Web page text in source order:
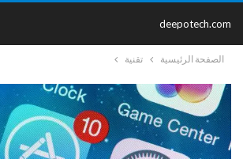
deepotech.com
الصفحة الرئيسية تقنية